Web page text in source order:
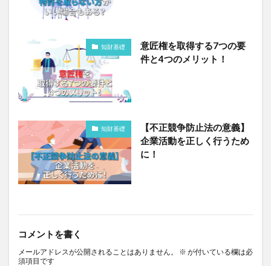
知財基礎
意匠権を取得する7つの要
件と4つのメリット！
知財基礎
【不正競争防止法の意義】
企業活動を正しく行うため
に！
コメントを書く
メールアドレスが公開されることはありません。 ※ が付いている欄は必
須項目です